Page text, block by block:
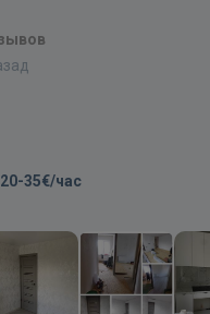
20-35€/час